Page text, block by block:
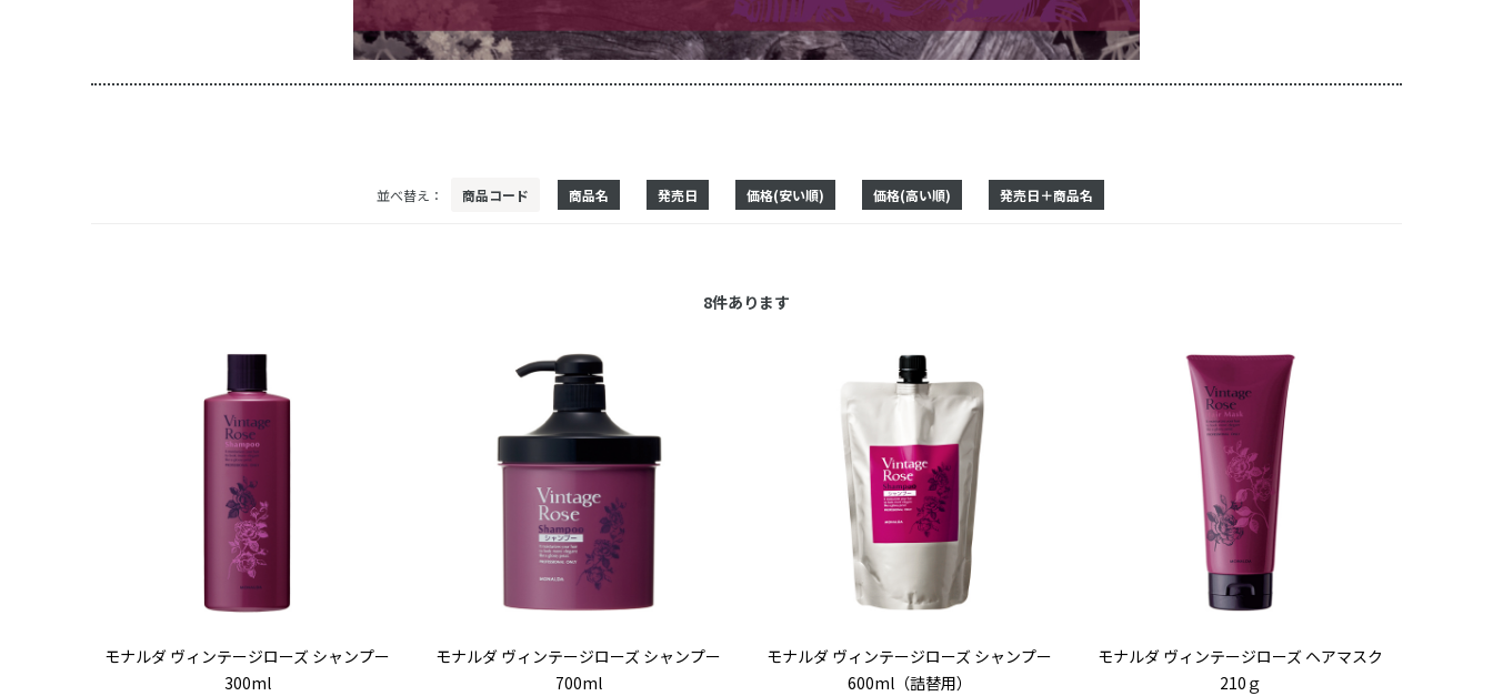
並べ替え： 商品コード 商品名 発売日 価格(安い順) 価格(高い順) 発売日＋商品名
8件あります
モナルダ ヴィンテージローズ シャンプー
300ml
モナルダ ヴィンテージローズ シャンプー
700ml
モナルダ ヴィンテージローズ シャンプー
600ml（詰替用）
モナルダ ヴィンテージローズ ヘアマスク
210ｇ